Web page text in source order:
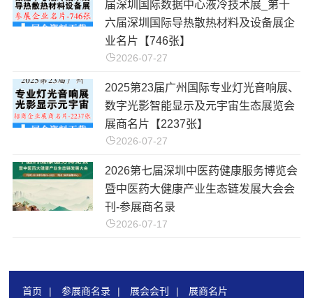
届深圳国际数据中心液冷技术展_第十
六届深圳国际导热散热材料及设备展企
业名片【746张】
2026-07-27
2025第23届广州国际专业灯光音响展、
数字光影智能显示及元宇宙生态展览会
展商名片【2237张】
2026-07-27
2026第七届深圳中医药健康服务博览会
暨中医药大健康产业生态链发展大会会
刊-参展商名录
2026-07-17
首页 | 参展商名录 | 展会会刊 | 展商名片